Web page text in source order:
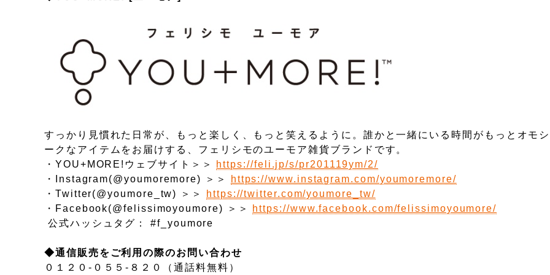
すっかり見慣れた日常が、もっと楽しく、もっと笑えるように。誰かと一緒にいる時間がもっとオモ
ークなアイテムをお届けする、フェリシモのユーモア雑貨ブランドです。
・YOU+MORE!ウェブサイト＞＞ https://feli.jp/s/pr201119ym/2/
・Instagram(@youmoremore) ＞＞
https://www.instagram.com/youmoremore/
・Twitter(@youmore_tw) ＞＞
https://twitter.com/youmore_tw/
・Facebook(@felissimoyoumore) ＞＞ https://www.facebook.com/felissimoyoumore/
公式ハッシュタグ： #f_youmore
◆通信販売をご利用の際のお問い合わせ
０１２０-０５５-８２０（通話料無料）